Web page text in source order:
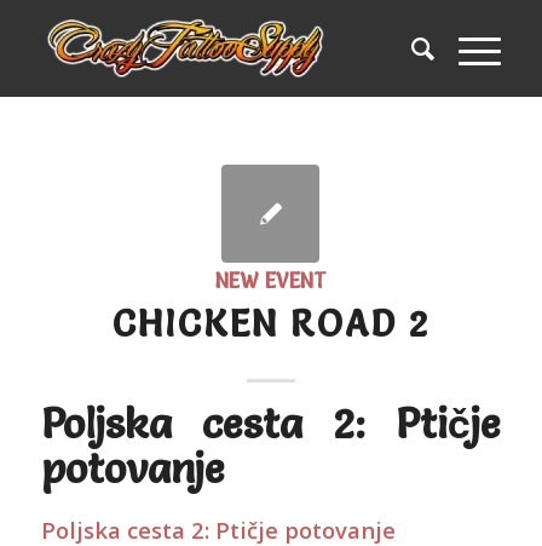
NEW EVENT
CHICKEN ROAD 2
Poljska cesta 2: Ptičje
potovanje
Poljska cesta 2: Ptičje potovanje